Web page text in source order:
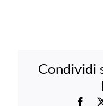
Condividi